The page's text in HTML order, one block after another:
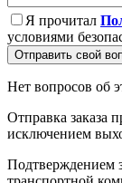
Я прочитал
условиями
Отправить свой
Нет вопросов об
Отправка заказа
исключением
Подтверждением